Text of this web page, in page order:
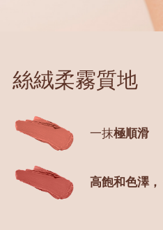
絲絨柔霧質地
一抹極順滑
高飽和色澤，